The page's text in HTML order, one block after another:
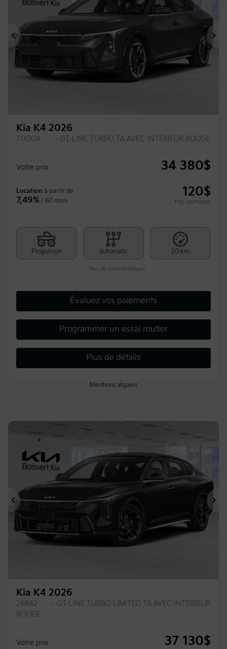
Précédent
Kia K4 2026
T0008 – GT-LINE TURBO TA AVEC INTÉRIEUR ROUGE
Votre prix 34 380$
Location à partir de
7,49% / 60 mois
120$
+tx/ semaine
Propulsion automatic 20 km
Plus de caractéristiques
Évaluez vos paiements
Programmer un essai routier
Plus de détails
Mentions légales
Précédent
Kia K4 2026
26882
– GT-LINE TURBO LIMITED TA AVEC INTÉRIEUR
ROUGE
Votre prix 37 130$